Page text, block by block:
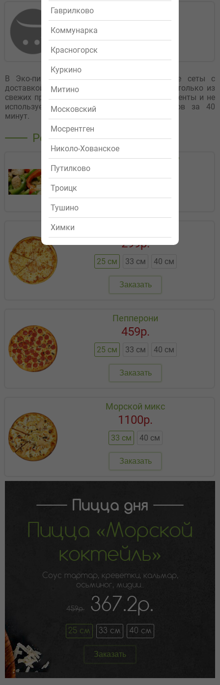
Гаврилково
Коммунарка
Красногорск
Куркино
Митино
Московский
Мосрентген
Николо-Хованское
Путилково
Троицк
Тушино
Химки
1 199р.
В Эко-пицце Вы можете заказать вкусные сеты с
доставкой на дом или в офис. Мы готовим только из
свежих продуктов, не замораживаем ингредиенты и не
используем полуфабрикаты. Доставка сетов за 40
минут.
Рекомендуемые
Салат "Вечер Греции"
319р.
Заказать
25 см 33 см 40 см
299р.
Заказать
Пепперони
25 см 33 см 40 см
459р.
Заказать
Морской микс
33 см 40 см
1100р.
Заказать
Пицца дня
Пицца «Морской
коктейль»
Соус тартар, креветки, кальмар,
осьминог, мидии..
459р. 367.2р.
25 см 33 см 40 см
Заказать